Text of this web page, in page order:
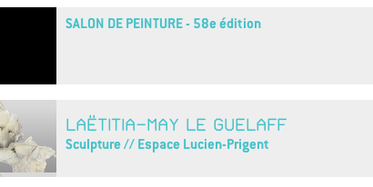
SALON DE PEINTURE - 58e édition
LAËTITIA-MAY LE GUELAFF
Sculpture // Espace Lucien-Prigent